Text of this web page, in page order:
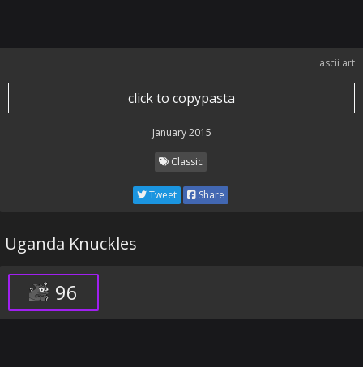
ascii art
click to copypasta
January 2015
Classic
Tweet Share
Uganda Knuckles
96